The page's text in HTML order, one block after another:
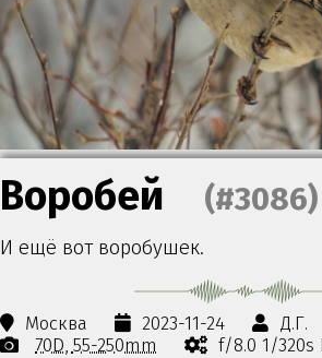
Воробей (#3086)
И ещё вот воробушек.
Москва 2023-11-24
Д.Г.
70D 55-250mm
f/8.0 1/320s